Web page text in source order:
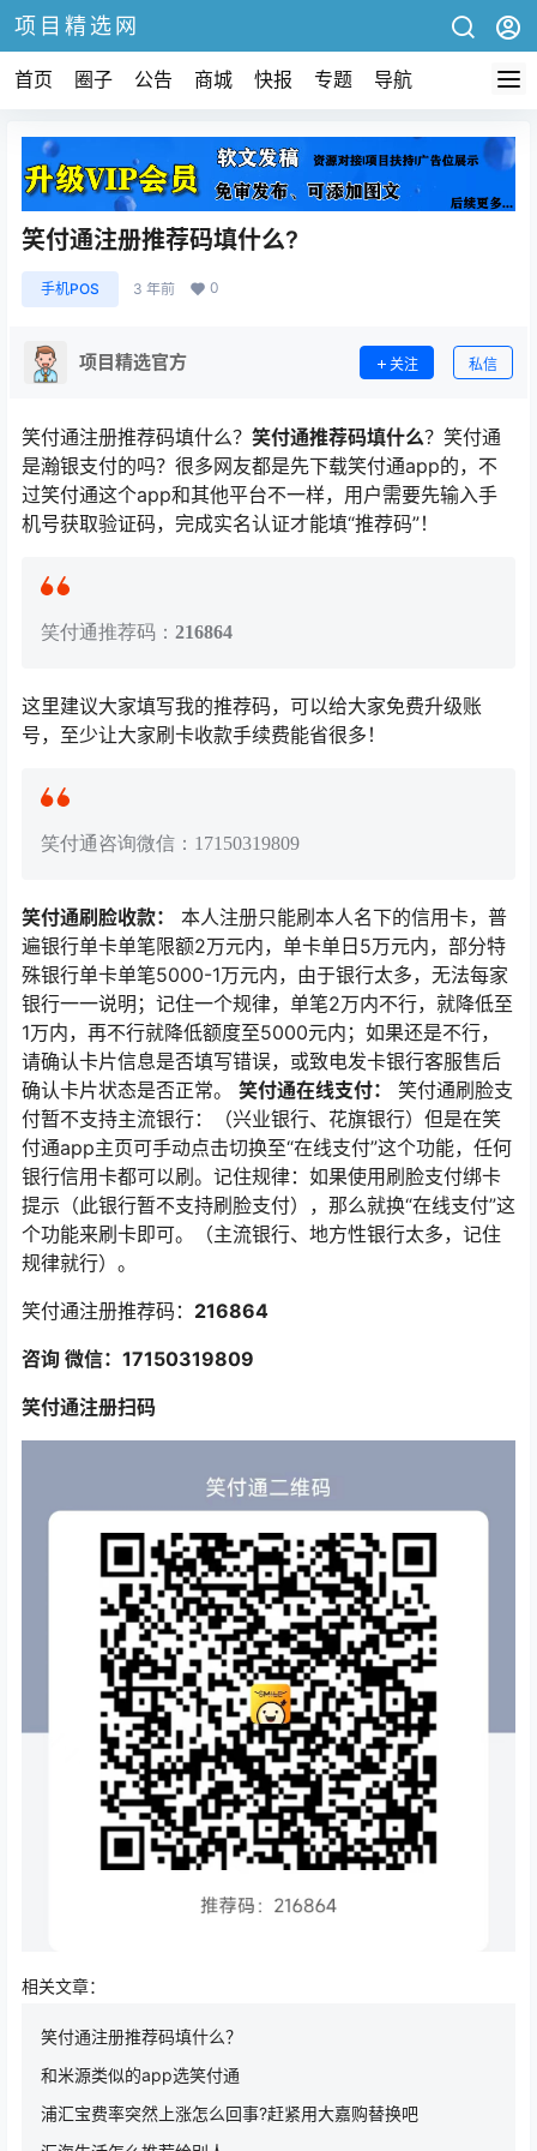
项目精选网
首页 圈子 公告 商城 快报 专题 导航
笑付通注册推荐码填什么?
手机POS 3 年前 0
项目精选官方 关注 私信
笑付通注册推荐码填什么？ 笑付通推荐码填什么？笑付通
是瀚银支付的吗？很多网友都是先下载笑付通app的，不
过笑付通这个app和其他平台不一样，用户需要先输入手
机号获取验证码，完成实名认证才能填“推荐码”！
笑付通推荐码： 216864
这里建议大家填写我的推荐码，可以给大家免费升级账
号，至少让大家刷卡收款手续费能省很多！
笑付通咨询微信：17150319809
笑付通刷脸收款：
本人注册只能刷本人名下的信用卡，普
遍银行单卡单笔限额2万元内，单卡单日5万元内，部分特
殊银行单卡单笔5000-1万元内，由于银行太多，无法每家
银行一一说明；记住一个规律，单笔2万内不行，就降低至
1万内，再不行就降低额度至5000元内；如果还是不行，
请确认卡片信息是否填写错误，或致电发卡银行客服售后
确认卡片状态是否正常。 笑付通在线支付：
笑付通刷脸支
付暂不支持主流银行：（兴业银行、花旗银行）但是在笑
付通app主页可手动点击切换至“在线支付”这个功能，任何
银行信用卡都可以刷。记住规律：如果使用刷脸支付绑卡
提示（此银行暂不支持刷脸支付），那么就换“在线支付”这
个功能来刷卡即可。（主流银行、地方性银行太多，记住
规律就行）。
笑付通注册推荐码： 216864
咨询 微信：17150319809
笑付通注册扫码
相关文章：
笑付通注册推荐码填什么？
和米源类似的app选笑付通
浦汇宝费率突然上涨怎么回事?赶紧用大嘉购替换吧